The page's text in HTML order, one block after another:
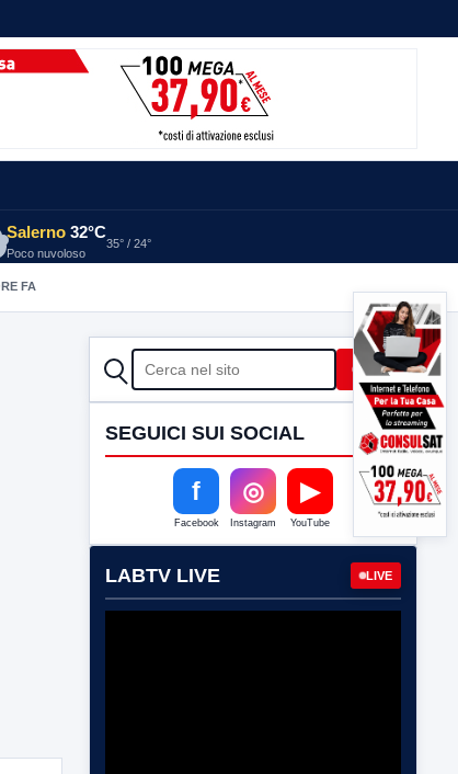
Salerno 32°C
Poco nuvoloso
35° / 24°
FA
CERCA Cerca
SEGUICI SUI SOCIAL
f
Facebook
◎
Instagram
▶
YouTube
LABTV LIVE LIVE